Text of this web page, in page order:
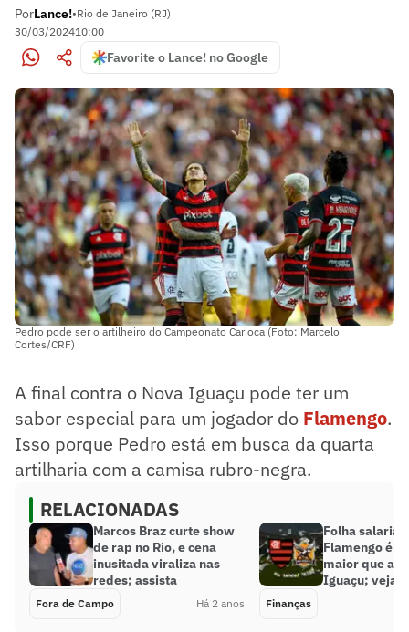
PorLance!•Rio de Janeiro (RJ)
30/03/202410:00
Favorite o Lance! no Google
Pedro pode ser o artilheiro do Campeonato Carioca (Foto: Marcelo
Cortes/CRF)
A final contra o Nova Iguaçu pode ter um
sabor especial para um jogador do Flamengo.
Isso porque Pedro está em busca da quarta
artilharia com a camisa rubro-negra.
RELACIONADAS
Marcos Braz curte show
de rap no Rio, e cena
inusitada viraliza nas
redes; assista
Fora de Campo Há 2 anos
Folha salarial
Flamengo é
maior que a
Iguaçu; veja
Finanças